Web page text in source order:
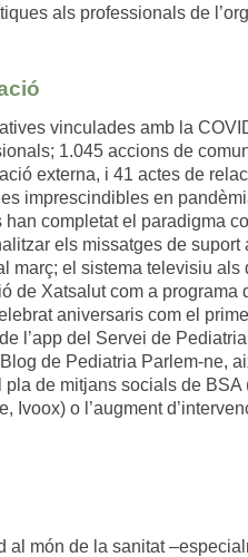
als professionals de
vinculades amb la
1.045 accions de
externa, i 41 actes de
imprescindibles en
completat el paradigma
els missatges de suport
març; el sistema televisiu als
de Xatsalut com a programa
aniversaris com el
l’app del Servei de
de Pediatria Parlem-ne,
de mitjans socials de BSA
Ivoox) o l’augment
al món de la sanitat